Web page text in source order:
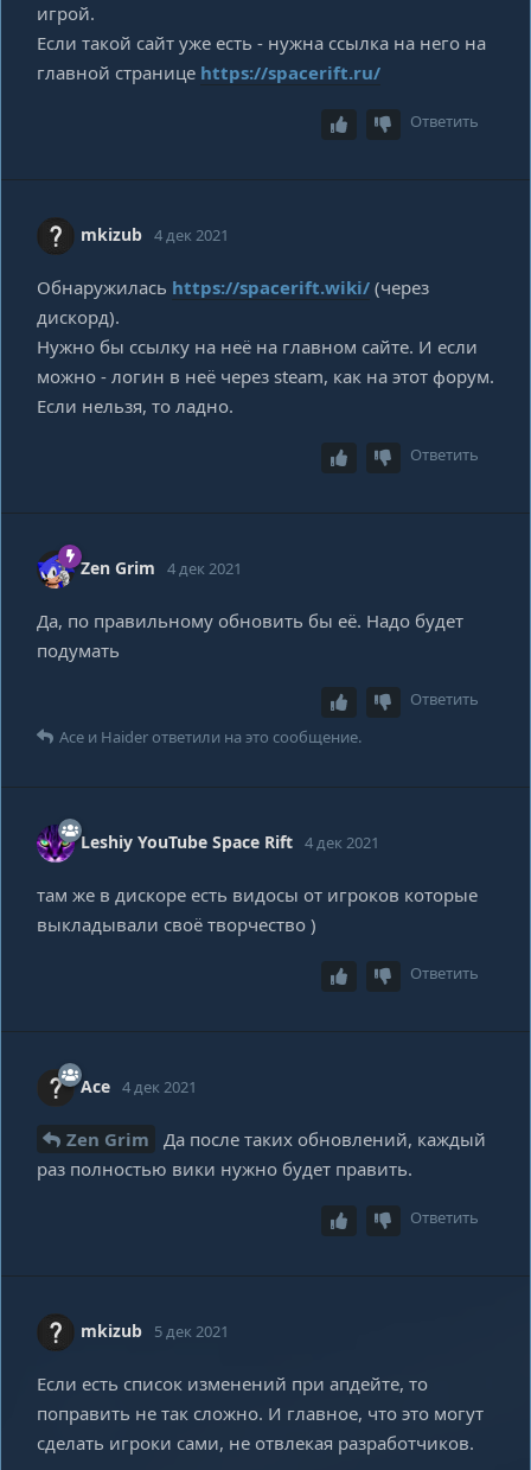
игрой.
Если такой сайт уже есть - нужна ссылка на него на
главной странице https://spacerift.ru/
Ответить
mkizub 4 дек 2021
Обнаружилась https://spacerift.wiki/ (через
дискорд).
Нужно бы ссылку на неё на главном сайте. И если
можно - логин в неё через steam, как на этот форум.
Если нельзя, то ладно.
Ответить
Zen Grim 4 дек 2021
Да, по правильному обновить бы её. Надо будет
подумать
Ответить
Ace и Haider ответили на это сообщение.
Leshiy YouTube Space Rift 4 дек 2021
там же в дискоре есть видосы от игроков которые
выкладывали своё творчество )
Ответить
Ace 4 дек 2021
Zen Grim
Да после таких обновлений, каждый
раз полностью вики нужно будет править.
Ответить
mkizub 5 дек 2021
Если есть список изменений при апдейте, то
поправить не так сложно. И главное, что это могут
сделать игроки сами, не отвлекая разработчиков.